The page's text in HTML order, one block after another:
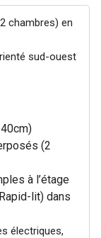
chambres) en
sud-ouest
(2
à l’étage
lit) dans
électriques,